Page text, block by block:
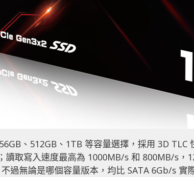
、512GB、1TB 等容量選擇，採用 3D TLC
讀取寫入速度最高為 1000MB/s 和 800MB/s，
過無論是哪個容量版本，均比 SATA 6Gb/s 實